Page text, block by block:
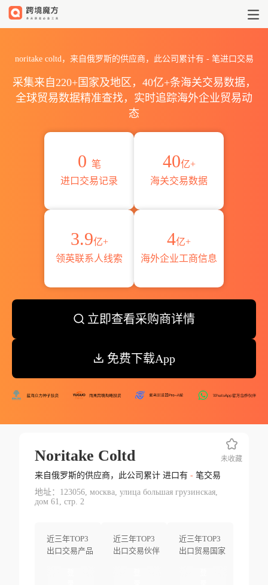
noritake coltd，来自俄罗斯的供应商，此公司累计有 -笔进口交易
采集来自220+国家及地区，40亿+条海关交易数据，
全球贸易数据精准查找，实时追踪海外企业贸易动
态
0 笔
进口交易记录
40亿+
海关交易数据
3.9亿+
领英联系人线索
4亿+
海外企业工商信息
立即查看采购商详情
免费下载App
Noritake Coltd
来自俄罗斯的供应商，此公司累计 进口有 -笔交易
地址：123056, москва, улица большая грузинская,
дом 61, стр. 2
近三年TOP3
出口交易产品
近三年TOP3
出口交易伙伴
近三年TOP3
出口贸易国家
未收藏